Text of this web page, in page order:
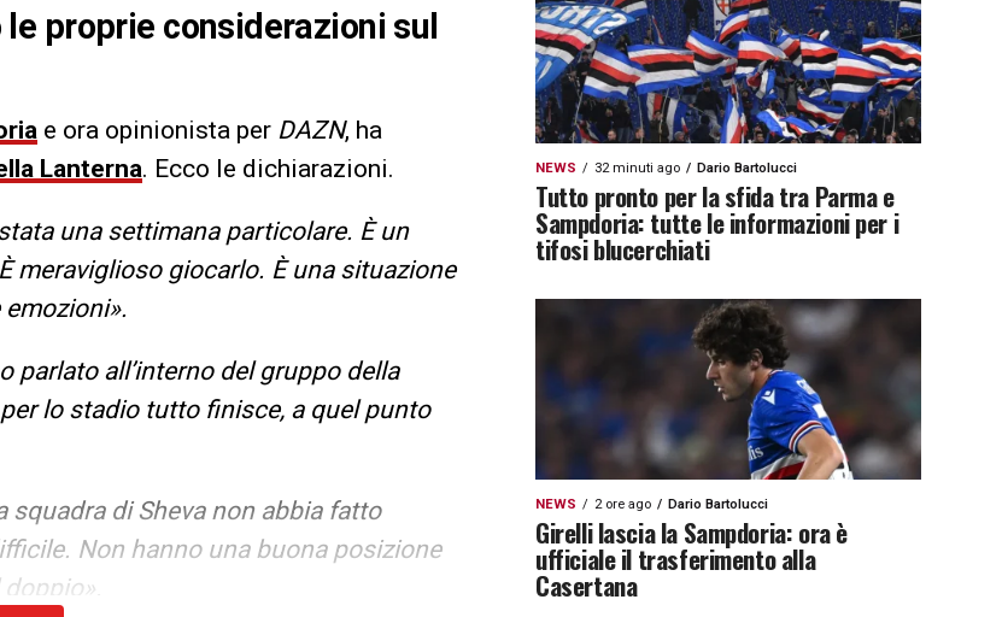
proprie considerazioni sul
e ora opinionista per DAZN, ha
Lanterna. Ecco le dichiarazioni.
una settimana particolare. È un
meraviglioso giocarlo. È una situazione
parlato all’interno del gruppo della
lo stadio tutto finisce, a quel punto
squadra di Sheva non abbia fatto
Non hanno una buona posizione
NEWS 32 minuti ago Dario Bartolucci
Tutto pronto per la sfida tra Parma e
Sampdoria: tutte le informazioni per i
tifosi blucerchiati
NEWS 2 ore ago Dario Bartolucci
Girelli lascia la Sampdoria: ora è
ufficiale il trasferimento alla
Casertana